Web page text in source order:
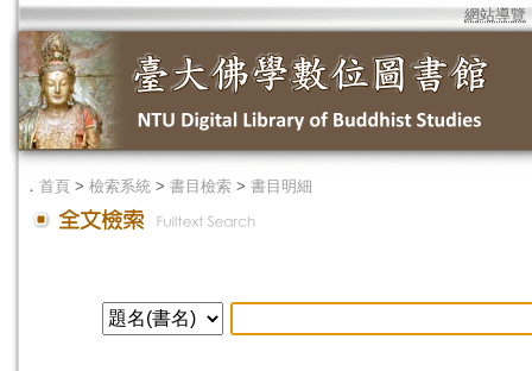
網站導覽
． 首頁 > 檢索系統 > 書目檢索 > 書目明細